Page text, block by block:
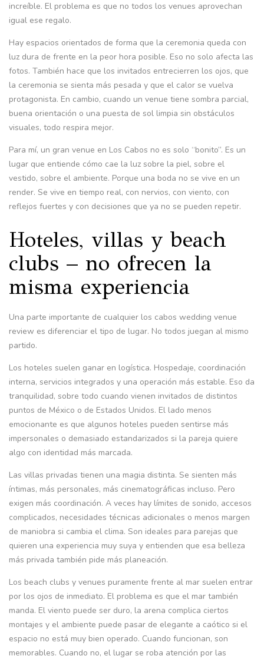
increíble. El problema es que no todos los venues aprovechan
igual ese regalo.
Hay espacios orientados de forma que la ceremonia queda con
luz dura de frente en la peor hora posible. Eso no solo afecta las
fotos. También hace que los invitados entrecierren los ojos, que
la ceremonia se sienta más pesada y que el calor se vuelva
protagonista. En cambio, cuando un venue tiene sombra parcial,
buena orientación o una puesta de sol limpia sin obstáculos
visuales, todo respira mejor.
Para mí, un gran venue en Los Cabos no es solo “bonito”. Es un
lugar que entiende cómo cae la luz sobre la piel, sobre el
vestido, sobre el ambiente. Porque una boda no se vive en un
render. Se vive en tiempo real, con nervios, con viento, con
reflejos fuertes y con decisiones que ya no se pueden repetir.
Hoteles, villas y beach
clubs – no ofrecen la
misma experiencia
Una parte importante de cualquier los cabos wedding venue
review es diferenciar el tipo de lugar. No todos juegan al mismo
partido.
Los hoteles suelen ganar en logística. Hospedaje, coordinación
interna, servicios integrados y una operación más estable. Eso da
tranquilidad, sobre todo cuando vienen invitados de distintos
puntos de México o de Estados Unidos. El lado menos
emocionante es que algunos hoteles pueden sentirse más
impersonales o demasiado estandarizados si la pareja quiere
algo con identidad más marcada.
Las villas privadas tienen una magia distinta. Se sienten más
íntimas, más personales, más cinematográficas incluso. Pero
exigen más coordinación. A veces hay límites de sonido, accesos
complicados, necesidades técnicas adicionales o menos margen
de maniobra si cambia el clima. Son ideales para parejas que
quieren una experiencia muy suya y entienden que esa belleza
más privada también pide más planeación.
Los beach clubs y venues puramente frente al mar suelen entrar
por los ojos de inmediato. El problema es que el mar también
manda. El viento puede ser duro, la arena complica ciertos
montajes y el ambiente puede pasar de elegante a caótico si el
espacio no está muy bien operado. Cuando funcionan, son
memorables. Cuando no, el lugar se roba atención por las